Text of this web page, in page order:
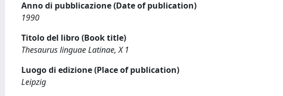
Anno di pubblicazione (Date of publication)
1990
Titolo del libro (Book title)
Thesaurus linguae Latinae, X 1
Luogo di edizione (Place of publication)
Leipzig